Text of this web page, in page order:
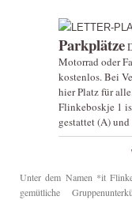
Parkplätze
Motorrad oder
kostenlos. Bei
hier Platz für
Flinkeboskje 1
gestattet (A)
Unter dem Namen *it
gemütliche